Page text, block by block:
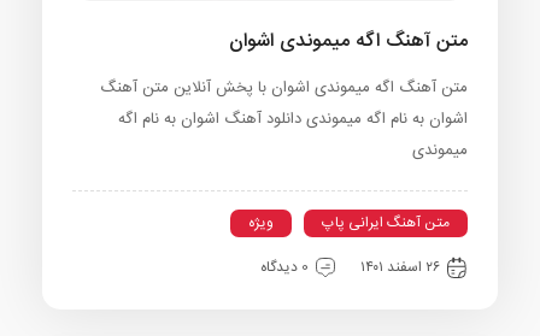
متن آهنگ اگه میموندی اشوان
متن آهنگ اگه میموندی اشوان با پخش آنلاین متن آهنگ
اشوان به نام اگه میموندی دانلود آهنگ اشوان به نام اگه
میموندی
متن آهنگ ایرانی پاپ
ویژه
۲۶ اسفند ۱۴۰۱
0 دیدگاه